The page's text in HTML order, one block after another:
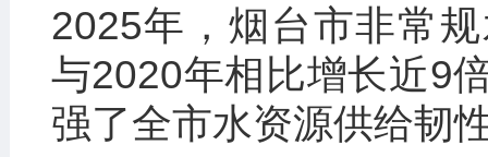
2025年，烟台市非常
与2020年相比增长近9
强了全市水资源供给韧